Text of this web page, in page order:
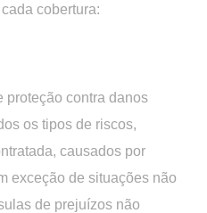
cobertura:
proteção contra danos
os tipos de riscos,
causados por
exceção de situações não
de prejuízos não